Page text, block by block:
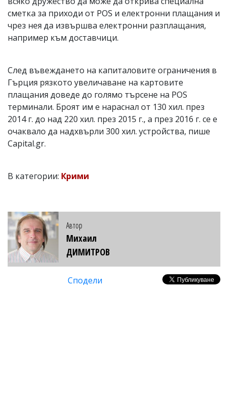
сметка за приходи от POS и електронни плащания и
чрез нея да извършва електронни разплащания,
например към доставчици.
След въвеждането на капиталовите ограничения в
Гърция рязкото увеличаване на картовите
плащания доведе до голямо търсене на POS
терминали. Броят им е нараснал от 130 хил. през
2014 г. до над 220 хил. през 2015 г., а през 2016 г. се е
очаквало да надхвърли 300 хил. устройства, пише
Capital.gr.
В категории: Крими
Автор
Михаил
ДИМИТРОВ
Сподели